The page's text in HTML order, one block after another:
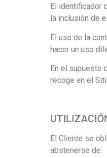
El identificador
la inclusión de
El uso de la
hacer un uso
En el supuesto
recoge en el
El Cliente se
abstenerse de: